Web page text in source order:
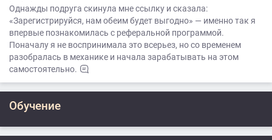
Однажды подруга скинула мне ссылку и сказала:
«Зарегистрируйся, нам обеим будет выгодно» — именно так я
впервые познакомилась с реферальной программой.
Поначалу я не воспринимала это всерьез, но со временем
разобралась в механике и начала зарабатывать на этом
самостоятельно.
Обучение